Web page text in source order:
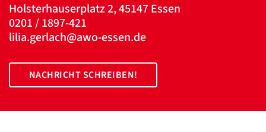
Holsterhauserplatz 2, 45147 Essen
0201 / 1897-421
lilia.gerlach@awo-essen.de
NACHRICHT SCHREIBEN!